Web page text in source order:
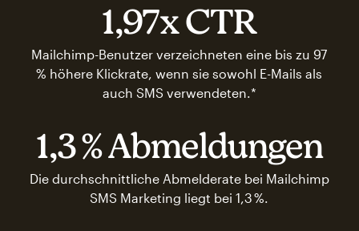
1,97x CTR
Mailchimp-Benutzer verzeichneten eine bis zu 97
% höhere Klickrate, wenn sie sowohl E-Mails als
auch SMS verwendeten.*
1,3 % Abmeldungen
Die durchschnittliche Abmelderate bei Mailchimp
SMS Marketing liegt bei 1,3 %.